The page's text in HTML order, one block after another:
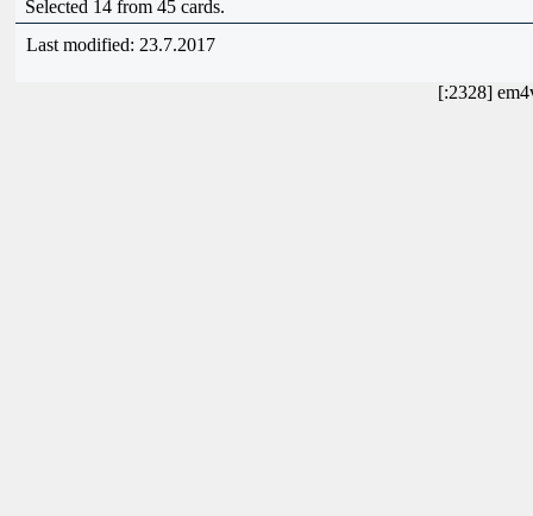
Selected 14 from 45 cards.
Last modified: 23.7.2017
[:2328]